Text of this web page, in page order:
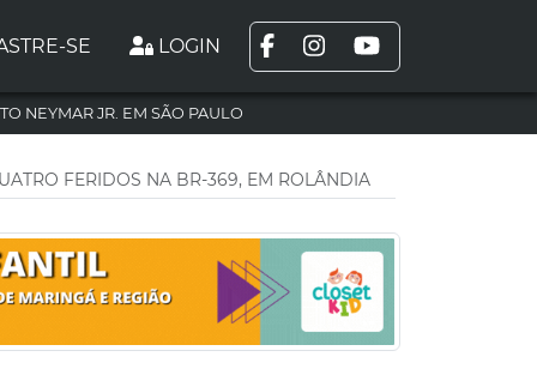
SE LOGIN
NEYMAR JR. EM SÃO PAULO
FERIDOS NA BR-369, EM ROLÂNDIA